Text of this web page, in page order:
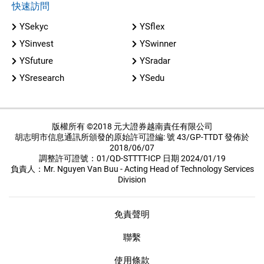
快速訪問
YSekyc
YSflex
YSinvest
YSwinner
YSfuture
YSradar
YSresearch
YSedu
版權所有 ©2018 元大證券越南責任有限公司
胡志明市信息通訊所頒發的原始許可證編: 號 43/GP-TTDT 發佈於
2018/06/07
調整許可證號：01/QD-STTTT-ICP 日期 2024/01/19
負責人：Mr. Nguyen Van Buu - Acting Head of Technology Services
Division
免責聲明
聯繫
使用條款